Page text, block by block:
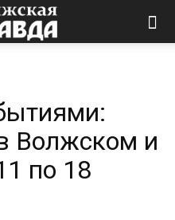
Волжском и
по 18